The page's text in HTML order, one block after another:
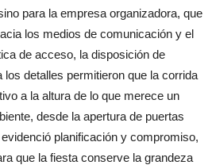
para la empresa organizadora, que
los medios de comunicación y el
de acceso, la disposición de
los detalles permitieron que la corrida
a la altura de lo que merece un
desde la apertura de puertas
planificación y compromiso,
que la fiesta conserve la grandeza